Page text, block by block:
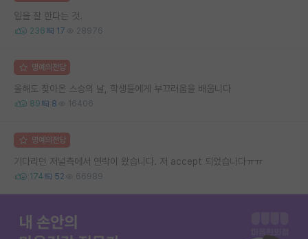
일을 잘 한다는 것.
236 17 28976
명예의전당
올해도 찾아온 스승의 날, 학생들에게 부끄러움을 배웁니다
89 8 16406
명예의전당
기다리던 저널측에서 연락이 왔습니다. 저 accept 되었습니다ㅠㅠ
174 52 66989